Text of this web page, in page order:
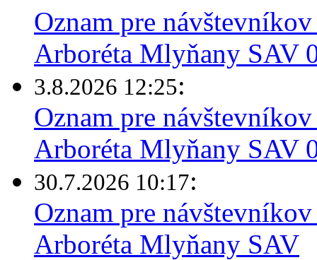
Oznam pre
Arboréta Mlyňany SAV
3.8.2026 12:25:
Oznam pre
Arboréta Mlyňany SAV
30.7.2026 10:17:
Oznam pre
Arboréta Mlyňany SAV